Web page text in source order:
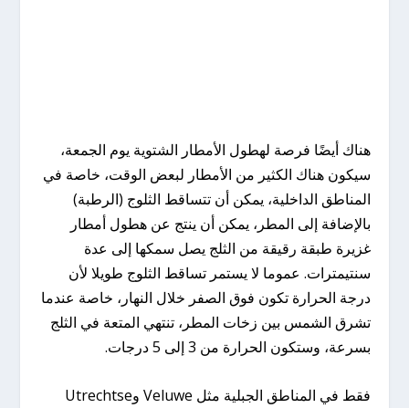
هناك أيضًا فرصة لهطول الأمطار الشتوية يوم الجمعة،
سيكون هناك الكثير من الأمطار لبعض الوقت، خاصة في
المناطق الداخلية، يمكن أن تتساقط الثلوج (الرطبة)
بالإضافة إلى المطر، يمكن أن ينتج عن هطول أمطار
غزيرة طبقة رقيقة من الثلج يصل سمكها إلى عدة
سنتيمترات. عموما لا يستمر تساقط الثلوج طويلا لأن
درجة الحرارة تكون فوق الصفر خلال النهار، خاصة عندما
تشرق الشمس بين زخات المطر، تنتهي المتعة في الثلج
بسرعة، وستكون الحرارة من 3 إلى 5 درجات.
فقط في المناطق الجبلية مثل Veluwe وUtrechtse